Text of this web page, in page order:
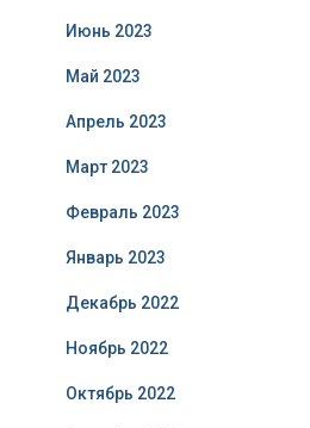
Июнь 2023
Май 2023
Апрель 2023
Март 2023
Февраль 2023
Январь 2023
Декабрь 2022
Ноябрь 2022
Октябрь 2022